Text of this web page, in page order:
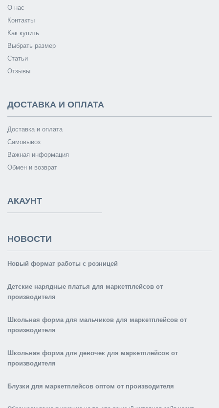
О нас
Контакты
Как купить
Выбрать размер
Статьи
Отзывы
ДОСТАВКА И ОПЛАТА
Доставка и оплата
Самовывоз
Важная информация
Обмен и возврат
АКАУНТ
НОВОСТИ
Новый формат работы с розницей
Детские нарядные платья для маркетплейсов от
производителя
Школьная форма для мальчиков для маркетплейсов от
производителя
Школьная форма для девочек для маркетплейсов от
производителя
Блузки для маркетплейсов оптом от производителя